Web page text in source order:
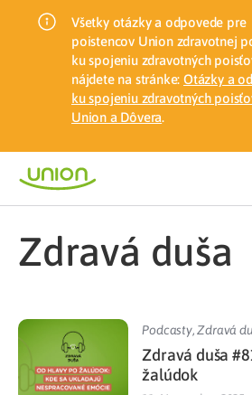
Všetky otázky a odpovede pre
poistencov Union zdravotnej
ku spojeniu zdravotných
nájdete na stránke: Otázky a
ku spojeniu zdravotných
Union a Dôvera.
Zdravá duša
Podcasty,Zdravá
Zdravá duša
žalúdok